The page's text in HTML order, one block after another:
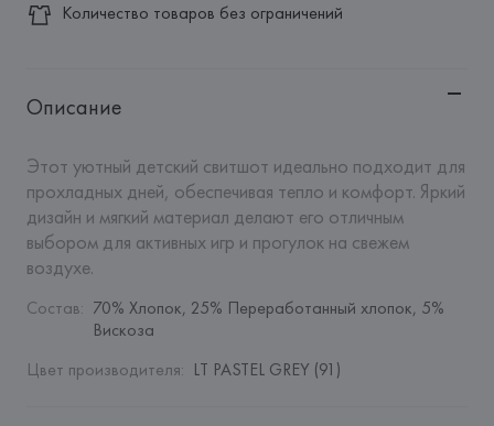
Количество товаров без ограничений
Описание
Этот уютный детский свитшот идеально подходит для
прохладных дней, обеспечивая тепло и комфорт. Яркий
дизайн и мягкий материал делают его отличным
выбором для активных игр и прогулок на свежем
воздухе.
Состав: 70% Хлопок, 25% Переработанный хлопок, 5%
Вискоза
Цвет производителя: LT PASTEL GREY (91)